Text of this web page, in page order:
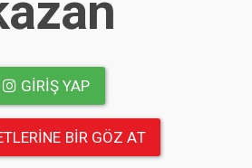
GIRIŞ YAP
BIR GÖZ AT